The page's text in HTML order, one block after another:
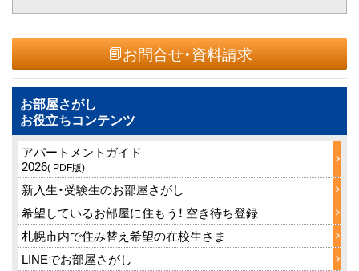
お問合せ・資料請求
お部屋さがし
お役立ちコンテンツ
アパートメントガイド
2026( PDF版)
新入生・受験生のお部屋さがし
希望しているお部屋に住もう！ 空き待ち登録
札幌市内で住み替え希望の在校生さま
LINEでお部屋さがし